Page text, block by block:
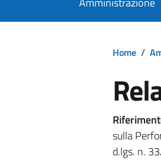
Home /
sulla
d.lgs. n.